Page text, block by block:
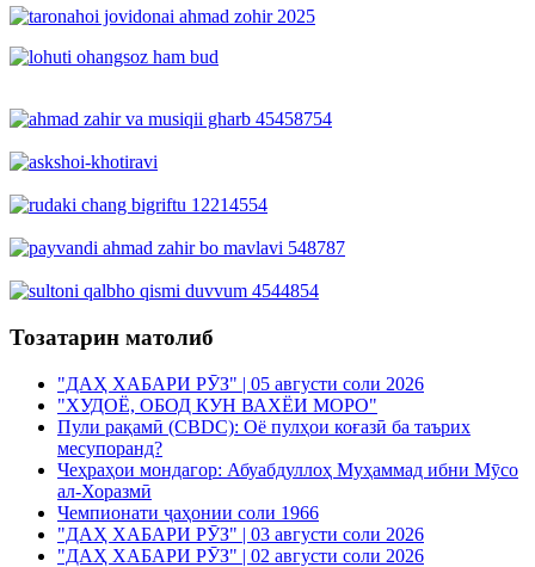
Тозатарин матолиб
"ДАҲ ХАБАРИ РӮЗ" | 05 августи соли 2026
"ХУДОЁ, ОБОД КУН ВАХЁИ МОРО"
Пули рақамӣ (CBDC): Оё пулҳои коғазӣ ба таърих
месупоранд?
Чеҳраҳои мондагор: Абуабдуллоҳ Муҳаммад ибни Мӯсо
ал-Хоразмӣ
Чемпионати ҷаҳонии соли 1966
"ДАҲ ХАБАРИ РӮЗ" | 03 августи соли 2026
"ДАҲ ХАБАРИ РӮЗ" | 02 августи соли 2026